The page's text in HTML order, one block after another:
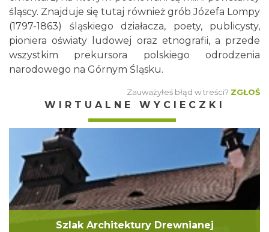
śląscy. Znajduje się tutaj również grób Józefa Lompy
(1797-1863) śląskiego działacza, poety, publicysty,
pioniera oświaty ludowej oraz etnografii, a przede
wszystkim prekursora polskiego odrodzenia
narodowego na Górnym Śląsku.
Zauważyłeś błąd w treści? ZGŁOŚ
WIRTUALNE WYCIECZKI
Szlak Architektury Drewnianej